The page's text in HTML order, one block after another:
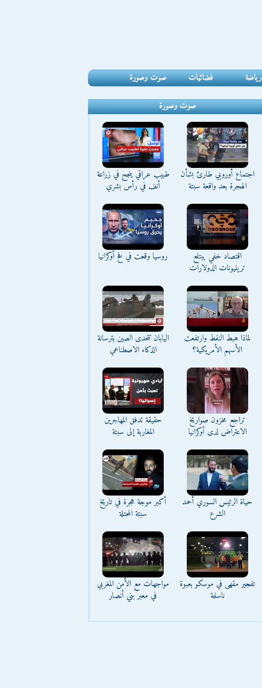
رياضة فضائيات صوت وصورة
صوت وصورة
اجتماع أوروبي طارئ بشأن
الهجرة بعد واقعة سبتة
طبيب عراقي ينجح في زراعة
أنف في رأس بشري
اقتصاد خفي يبتلع
تريليونات الدولارات
روسيا وقعت في فخ أوكرانيا
لماذا هبط النفط وارتفعت
الأسهم الأمريكية؟
اليابان تتحدى الصين بترسانة
الذكاء الاصطناعي
تراجع مخزون صواريخ
الاعتراض لدى أوكرانيا
حقيقة تدفق المهاجرين
المغاربة إلى سبتة
حياة الرئيس السوري أحمد
الشرع
أكبر موجة هجرة في تاريخ
سبتة المحتلة
تفجير مقهى في موسكو بعبوة
ناسفة
مواجهات مع الأمن المغربي
في معبر بني أنصار